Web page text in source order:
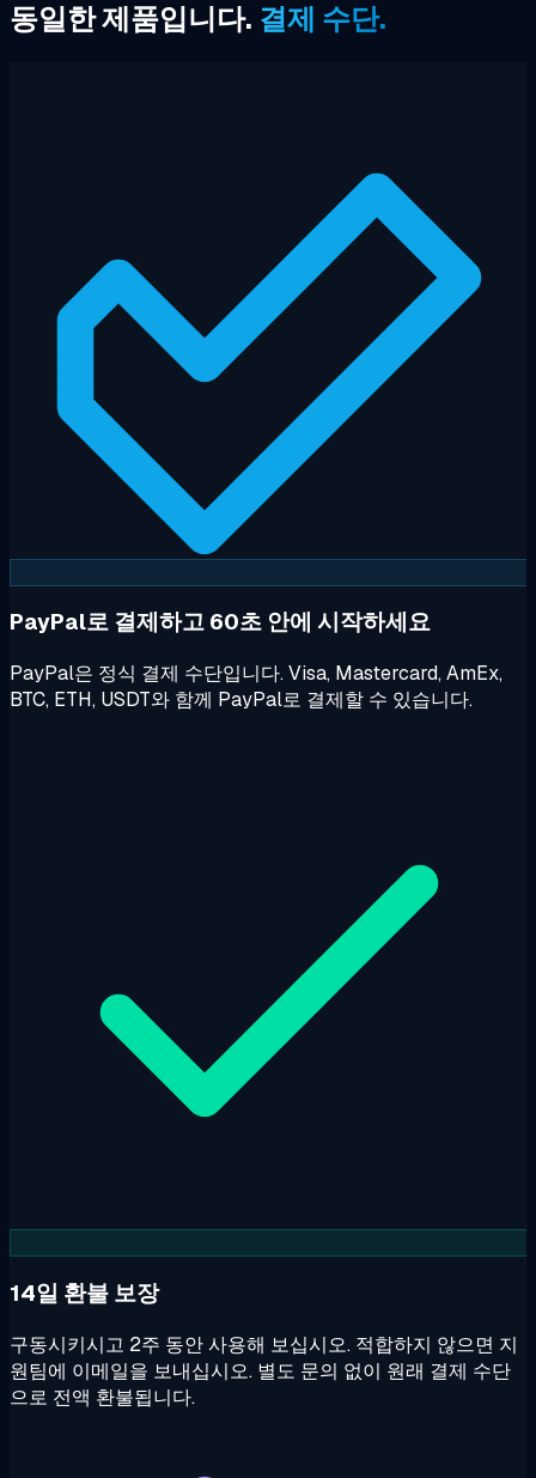
동일한 제품입니다. 결제 수단.
PayPal로 결제하고 60초 안에 시작하세요
PayPal은 정식 결제 수단입니다. Visa, Mastercard, AmEx,
BTC, ETH, USDT와 함께 PayPal로 결제할 수 있습니다.
14일 환불 보장
구동시키시고 2주 동안 사용해 보십시오. 적합하지 않으면 지
원팀에 이메일을 보내십시오. 별도 문의 없이 원래 결제 수단
으로 전액 환불됩니다.